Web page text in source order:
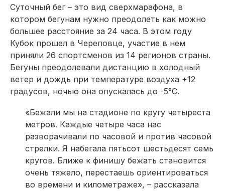
Суточный бег – это вид сверхмарафона, в
котором бегунам нужно преодолеть как можно
большее расстояние за 24 часа. В этом году
Кубок прошел в Череповце, участие в нем
приняли 26 спортсменов из 14 регионов страны.
Бегуны преодолевали дистанцию в холодный
ветер и дождь при температуре воздуха +12
градусов, ночью она опускалась до -5°С.
«Бежали мы на стадионе по кругу четыреста
метров. Каждые четыре часа нас
разворачивали по часовой и против часовой
стрелки. Я набегала пятьсот шестьдесят семь
кругов. Ближе к финишу бежать становится
очень тяжело, перестаешь ориентироваться
во времени и километраже», – рассказала